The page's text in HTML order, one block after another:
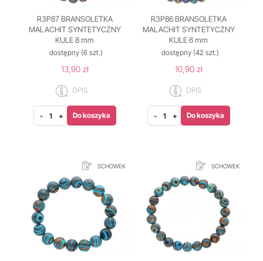
R3P87 BRANSOLETKA
MALACHIT SYNTETYCZNY
KULE 8 mm
dostępny (6 szt.)
13,90 zł
OPIS
- + Do koszyka
R3P86 BRANSOLETKA
MALACHIT SYNTETYCZNY
KULE 6 mm
dostępny(42 szt.)
10,90 zł
OPIS
- + Do koszyka
SCHOWEK SCHOWEK